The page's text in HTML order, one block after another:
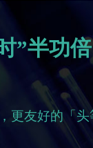
”半功倍
更友好的「